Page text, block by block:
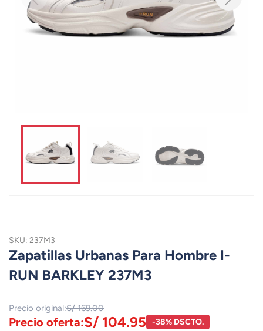
SKU: 237M3
Zapatillas Urbanas Para Hombre I-
RUN BARKLEY 237M3
Precio original:S/ 169.00
Precio oferta:S/ 104.95 -38% DSCTO.